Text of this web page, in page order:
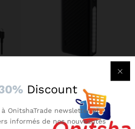
2A –
Oraimo Traveler 3 Lit –
Batterie Externe 27000 mAh
Ultra-Puissante
14899CFA 13409CFA
Discount
à OnitshaTrade newsletter et
informés de nos nouveautés